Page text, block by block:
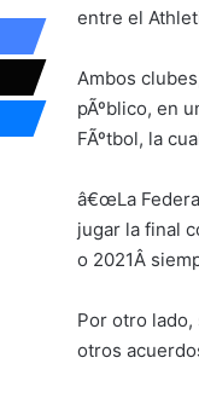
entre el
Ambos
pÃºblico, en
FÃºtbol, la
â€œLa
jugar la final
o 2021Â
Por otro
otros